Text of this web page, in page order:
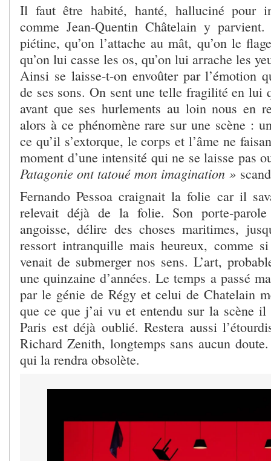
Il faut être habité, hanté, halluciné pour
comme Jean-Quentin Châtelain y
piétine, qu’on l’attache au mât, qu’on le
qu’on lui casse les os, qu’on lui arrache les
Ainsi se laisse-t-on envoûter par l’émotion
de ses sons. On sent une telle fragilité en lui
avant que ses hurlements au loin nous en
alors à ce phénomène rare sur une scène :
ce qu’il s’extorque, le corps et l’âme ne
moment d’une intensité qui ne se laisse pas
Patagonie ont tatoué mon imagination »
Fernando Pessoa craignait la folie car il
relevait déjà de la folie. Son porte-
angoisse, délire des choses maritimes,
ressort intranquille mais heureux, comme
venait de submerger nos sens. L’art,
une quinzaine d’années. Le temps a passé
par le génie de Régy et celui de Chatelain
que ce que j’ai vu et entendu sur la scène
Paris est déjà oublié. Restera aussi
Richard Zenith, longtemps sans aucun
qui la rendra obsolète.